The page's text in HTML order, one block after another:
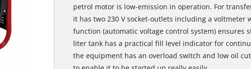
petrol motor is low-emission in operation. For
it has two 230 V socket-outlets including a voltmeter
function (automatic voltage control system) ensures
liter tank has a practical fill level indicator for
the equipment has an overload switch and low oil